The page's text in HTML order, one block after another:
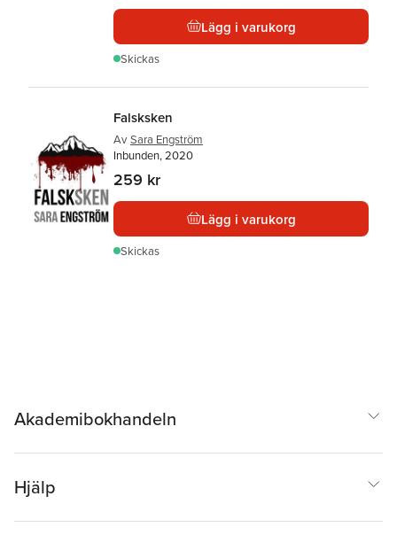
Lägg i varukorg
Skickas
Falsksken
Av Sara Engström
Inbunden, 2020
259 kr
Lägg i varukorg
Skickas
Akademibokhandeln
Hjälp